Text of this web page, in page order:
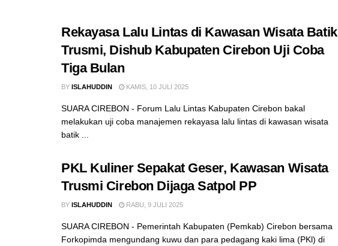
Rekayasa Lalu Lintas di Kawasan Wisata Batik
Trusmi, Dishub Kabupaten Cirebon Uji Coba
Tiga Bulan
BY ISLAHUDDIN KAMIS, 10 JULI 2025
SUARA CIREBON - Forum Lalu Lintas Kabupaten Cirebon bakal
melakukan uji coba manajemen rekayasa lalu lintas di kawasan wisata
batik ...
PKL Kuliner Sepakat Geser, Kawasan Wisata
Trusmi Cirebon Dijaga Satpol PP
BY ISLAHUDDIN RABU, 9 JULI 2025
SUARA CIREBON - Pemerintah Kabupaten (Pemkab) Cirebon bersama
Forkopimda mengundang kuwu dan para pedagang kaki lima (PKl) di